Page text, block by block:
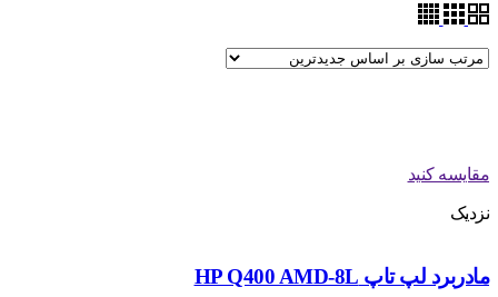
مقایسه کنید
نزدیک
مادربرد لپ تاپ HP Q400 AMD-8L